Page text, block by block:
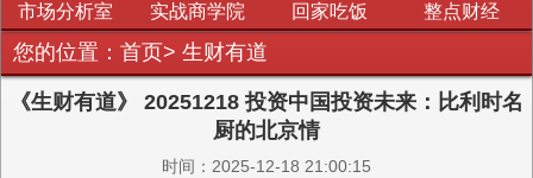
市场分析室
实战商学院 回家吃饭 整点财经
您的位置： 首页> 生财有道
《生财有道》 20251218 投资中国投资未来：比利时名
厨的北京情
时间：2025-12-18 21:00:15